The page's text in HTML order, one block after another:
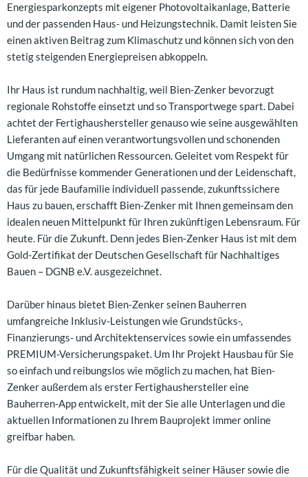
Energiesparkonzepts mit eigener Photovoltaikanlage, Batterie
und der passenden Haus- und Heizungstechnik. Damit leisten Sie
einen aktiven Beitrag zum Klimaschutz und können sich von den
stetig steigenden Energiepreisen abkoppeln.
Ihr Haus ist rundum nachhaltig, weil Bien-Zenker bevorzugt
regionale Rohstoffe einsetzt und so Transportwege spart. Dabei
achtet der Fertighaushersteller genauso wie seine ausgewählten
Lieferanten auf einen verantwortungsvollen und schonenden
Umgang mit natürlichen Ressourcen. Geleitet vom Respekt für
die Bedürfnisse kommender Generationen und der Leidenschaft,
das für jede Baufamilie individuell passende, zukunftssichere
Haus zu bauen, erschafft Bien-Zenker mit Ihnen gemeinsam den
idealen neuen Mittelpunkt für Ihren zukünftigen Lebensraum. Für
heute. Für die Zukunft. Denn jedes Bien-Zenker Haus ist mit dem
Gold-Zertifikat der Deutschen Gesellschaft für Nachhaltiges
Bauen – DGNB e.V. ausgezeichnet.
Darüber hinaus bietet Bien-Zenker seinen Bauherren
umfangreiche Inklusiv-Leistungen wie Grundstücks-,
Finanzierungs- und Architektenservices sowie ein umfassendes
PREMIUM-Versicherungspaket. Um Ihr Projekt Hausbau für Sie
so einfach und reibungslos wie möglich zu machen, hat Bien-
Zenker außerdem als erster Fertighaushersteller eine
Bauherren-App entwickelt, mit der Sie alle Unterlagen und die
aktuellen Informationen zu Ihrem Bauprojekt immer online
greifbar haben.
Für die Qualität und Zukunftsfähigkeit seiner Häuser sowie die